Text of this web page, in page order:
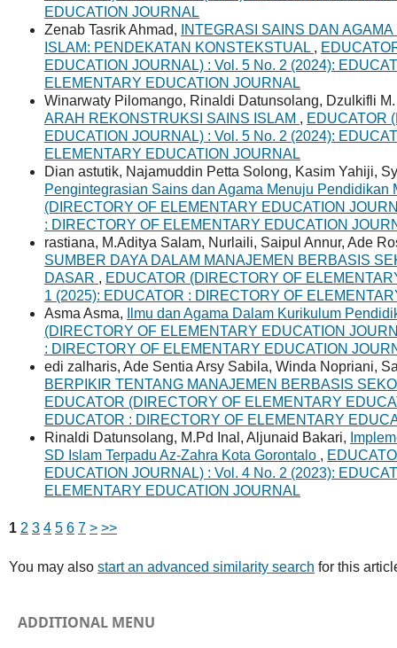
EDUCATION JOURNAL
Zenab Tasrik Ahmad,
INTEGRASI SAINS DAN
ISLAM: PENDEKATAN KONSTEKSTUAL ,
EDUCATION JOURNAL) : Vol. 5 No. 2 (2024):
ELEMENTARY EDUCATION JOURNAL
Winarwaty Pilomango, Rinaldi Datunsolang, Dzulkifli
ARAH REKONSTRUKSI SAINS ISLAM , EDUCATOR
EDUCATION JOURNAL) : Vol. 5 No. 2 (2024):
ELEMENTARY EDUCATION JOURNAL
Dian astutik, Najamuddin Petta Solong, Kasim Yahiji,
Pengintegrasian Sains dan Agama Menuju
(DIRECTORY OF ELEMENTARY EDUCATION
: DIRECTORY OF ELEMENTARY EDUCATION
rastiana, M.Aditya Salam, Nurlaili, Saipul Annur, Ade
SUMBER DAYA DALAM MANAJEMEN BERBASIS
DASAR , EDUCATOR (DIRECTORY OF
1 (2025): EDUCATOR : DIRECTORY OF
Asma Asma,
Ilmu dan Agama Dalam Kurikulum
(DIRECTORY OF ELEMENTARY EDUCATION
: DIRECTORY OF ELEMENTARY EDUCATION
edi zalharis, Ade Sentia Arsy Sabila, Winda Nopriani,
BERPIKIR TENTANG MANAJEMEN BERBASIS
EDUCATOR (DIRECTORY OF ELEMENTARY
EDUCATOR : DIRECTORY OF ELEMENTARY
Rinaldi Datunsolang, M.Pd Inal, Aljunaid Bakari,
SD Islam Terpadu Az-Zahra Kota Gorontalo ,
EDUCATION JOURNAL) : Vol. 4 No. 2 (2023):
ELEMENTARY EDUCATION JOURNAL
1 2 3 4 5 6 7 > >>
You may also start an advanced similarity search for this
ADDITIONAL MENU